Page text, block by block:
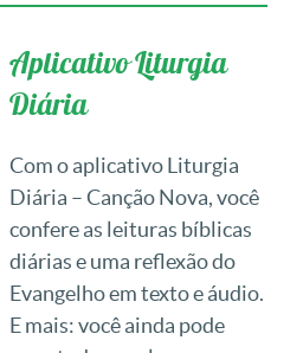
Aplicativo Liturgia
Diária
Com o aplicativo Liturgia
Diária – Canção Nova, você
confere as leituras bíblicas
diárias e uma reflexão do
Evangelho em texto e áudio.
E mais: você ainda pode